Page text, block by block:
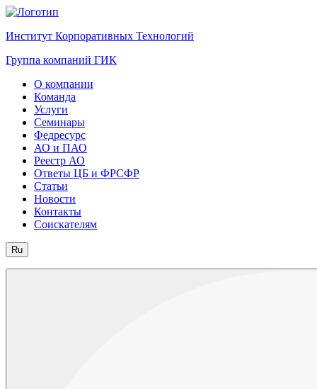
Институт Корпоративных Технологий
Группа компаний ГИК
О компании
Команда
Услуги
Семинары
Федресурс
АО и ПАО
Реестр АО
Ответы ЦБ и ФРСФР
Статьи
Новости
Контакты
Соискателям
Ru